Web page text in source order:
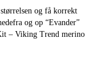
og få korrekt
og op “Evander”
– Viking Trend merino